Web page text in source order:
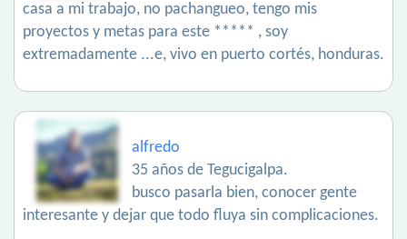
casa a mi trabajo, no pachangueo, tengo mis
proyectos y metas para este ***** , soy
extremadamente ...e, vivo en puerto cortés, honduras.
alfredo
35 años de Tegucigalpa.
busco pasarla bien, conocer gente
interesante y dejar que todo fluya sin complicaciones.